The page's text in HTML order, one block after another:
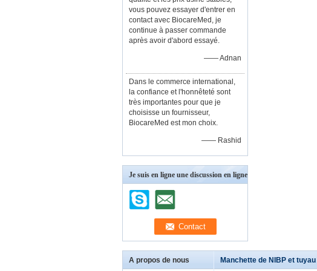
vous pouvez essayer d'entrer en
contact avec BiocareMed, je
continue à passer commande
après avoir d'abord essayé.
—— Adnan
Dans le commerce international,
la confiance et l'honnêteté sont
très importantes pour que je
choisisse un fournisseur,
BiocareMed est mon choix.
—— Rashid
Je suis en ligne une discussion en ligne
A propos de nous Manchette de NIBP et tuyau